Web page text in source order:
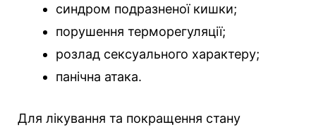
синдром подразненої кишки;
порушення терморегуляції;
розлад сексуального характеру;
панічна атака.
Для лікування та покращення стану